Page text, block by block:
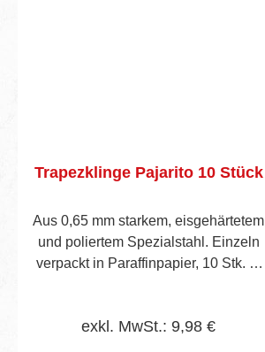
Trapezklinge Pajarito 10 Stück
Aus 0,65 mm starkem, eisgehärtetem
und poliertem Spezialstahl. Einzeln
verpackt in Paraffinpapier, 10 Stk. in
Stück
exkl. MwSt.: 9,98 €